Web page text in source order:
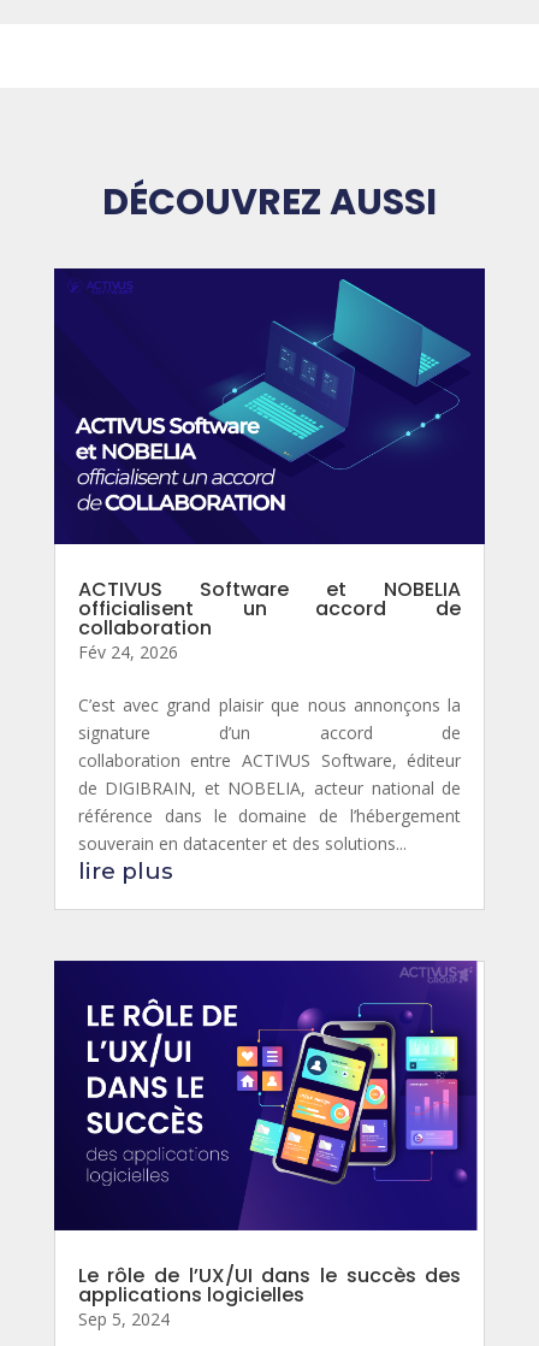
DÉCOUVREZ AUSSI
ACTIVUS Software et NOBELIA
officialisent un accord de
collaboration
Fév 24, 2026
C’est avec grand plaisir que nous annonçons la
signature d’un accord de
collaboration entre ACTIVUS Software, éditeur
de DIGIBRAIN, et NOBELIA, acteur national de
référence dans le domaine de l’hébergement
souverain en datacenter et des solutions...
lire plus
Le rôle de l’UX/UI dans le succès des
applications logicielles
Sep 5, 2024